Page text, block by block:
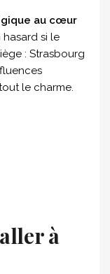
au cœur
hasard si le
: Strasbourg
le charme.
à